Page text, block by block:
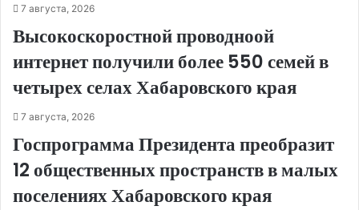
7 августа, 2026
Высокоскоростной проводноой
интернет получили более 550 семей в
четырех селах Хабаровского края
7 августа, 2026
Госпрограмма Президента преобразит
12 общественных пространств в малых
поселениях Хабаровского края